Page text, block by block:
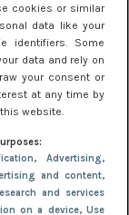
cookies or similar
data like your
identifiers. Some
data and rely on
your consent or
at any time by
website.
, Advertising,
and content,
and services
on a device, Use
een
met een zekere
een tikkeltje
werkt want
voor een